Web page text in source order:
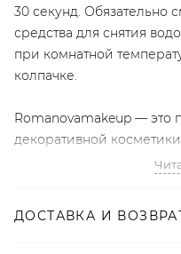
30 секунд. Обязательно
средства для снятия
при комнатной
колпачке.
Romanovamakeup —
декоративной
визажист Ольга
желание подтолкнуло
ДОСТАВКА И